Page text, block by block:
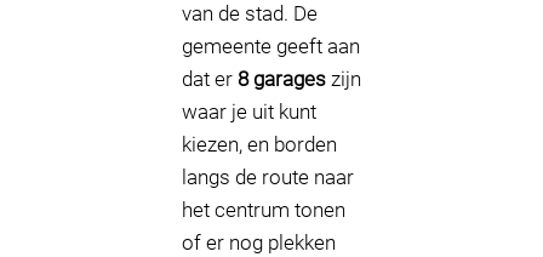
van de stad. De
gemeente geeft aan
dat er 8 garages zijn
waar je uit kunt
kiezen, en borden
langs de route naar
het centrum tonen
of er nog plekken